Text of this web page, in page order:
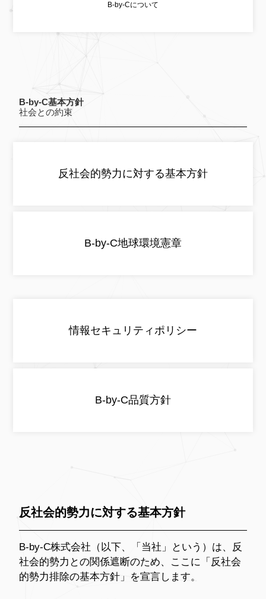
B-by-Cについて
B-by-C基本方針
社会との約束
反社会的勢力に対する基本方針
B-by-C地球環境憲章
情報セキュリティポリシー​
B-by-C品質方針
反社会的勢力に対する基本方針
B-by-C株式会社（以下、「当社」という）は、反
社会的勢力との関係遮断のため、ここに「反社会
的勢力排除の基本方針」を宣言します。